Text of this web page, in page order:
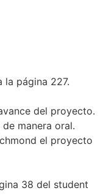
la página 227.
del proyecto.
manera oral.
el proyecto
38 del student